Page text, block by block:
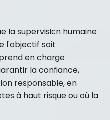
la supervision humaine
l'objectif soit
en charge
la confiance,
responsable, en
à haut risque ou où la